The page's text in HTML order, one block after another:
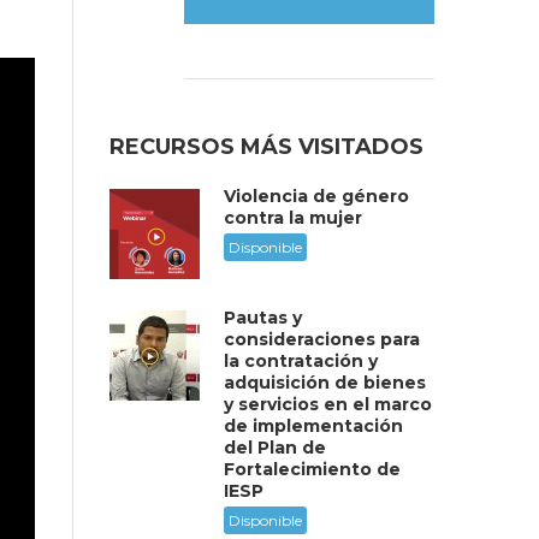
RECURSOS MÁS VISITADOS
Violencia de género
contra la mujer
Disponible
Pautas y
consideraciones para
la contratación y
adquisición de bienes
y servicios en el marco
de implementación
del Plan de
Fortalecimiento de
IESP
Disponible